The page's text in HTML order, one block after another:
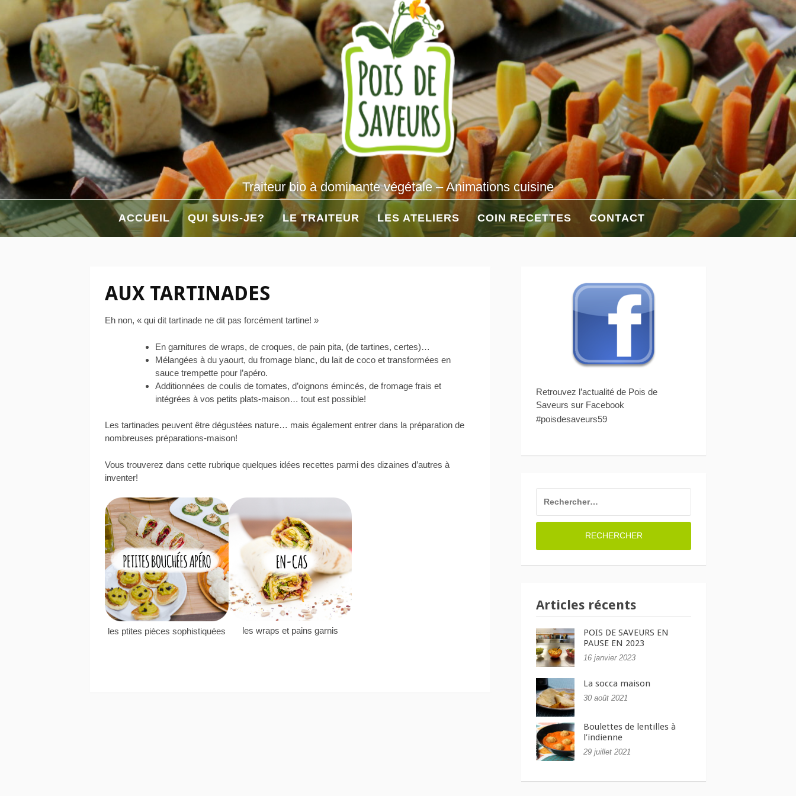
contenu
Traiteur bio à dominante végétale – Animations cuisine
ACCUEIL QUI SUIS-JE? LE TRAITEUR LES ATELIERS COIN RECETTES CONTACT
AUX TARTINADES
Eh non, « qui dit tartinade ne dit pas forcément tartine! »
En garnitures de wraps, de croques, de pain pita, (de tartines, certes)…
Mélangées à du yaourt, du fromage blanc, du lait de coco et transformées en
sauce trempette pour l’apéro.
Additionnées de coulis de tomates, d’oignons émincés, de fromage frais et
intégrées à vos petits plats-maison… tout est possible!
Les tartinades peuvent être dégustées nature… mais également entrer dans la préparation de
nombreuses préparations-maison!
Vous trouverez dans cette rubrique quelques idées recettes parmi des dizaines d’autres à
inventer!
les ptites pièces sophistiquées les wraps et pains garnis
Retrouvez l’actualité de Pois de
Saveurs sur Facebook
#poisdesaveurs59
Articles récents
POIS DE SAVEURS EN
PAUSE EN 2023
16 janvier 2023
La socca maison
30 août 2021
Boulettes de lentilles à
l’indienne
29 juillet 2021